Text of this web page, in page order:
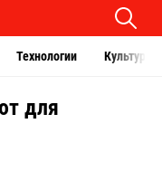
Технологии Культура
для